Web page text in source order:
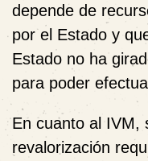
depende de
por el Estado y
Estado no ha
para poder
En cuanto al IVM,
revalorización